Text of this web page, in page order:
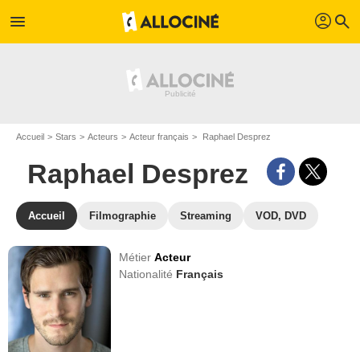
menu profil search
Accueil Stars Acteurs Acteur français Raphael Desprez
Raphael Desprez
Accueil Filmographie Streaming VOD, DVD
MétierActeur
Nationalité Français